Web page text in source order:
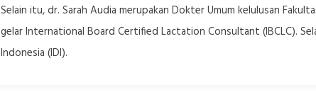
Selain itu, dr. Sarah Audia merupakan Dokter Umum kelulusan
gelar International Board Certified Lactation Consultant (IBCLC).
Indonesia (IDI).